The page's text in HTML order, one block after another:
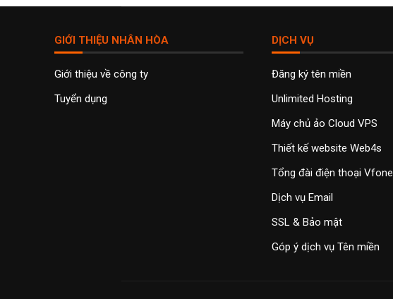
GIỚI THIỆU NHÂN HÒA
Giới thiệu về công ty
Tuyển dụng
DỊCH VỤ
Đăng ký tên miền
Unlimited Hosting
Máy chủ ảo Cloud VPS
Thiết kế website Web4s
Tổng đài điện thoại Vfone
Dịch vụ Email
SSL & Bảo mật
Góp ý dịch vụ Tên miền